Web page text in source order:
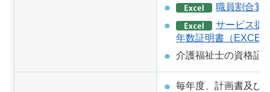
職員割合算
サービス提
年数証明書（EXCEL
介護福祉士の資格証
毎年度、計画書及び